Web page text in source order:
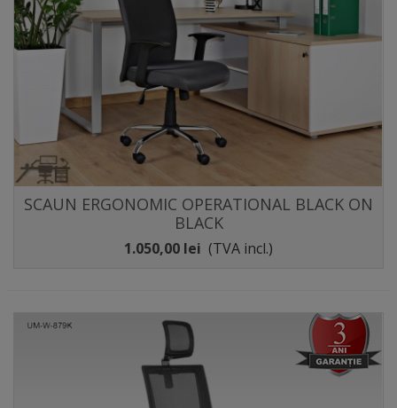
SCAUN ERGONOMIC OPERATIONAL BLACK ON
BLACK
1.050,00 lei (TVA incl.)